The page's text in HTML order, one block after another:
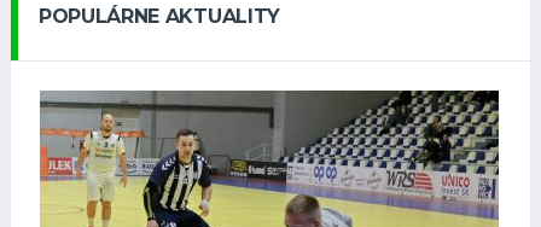
POPULÁRNE AKTUALITY